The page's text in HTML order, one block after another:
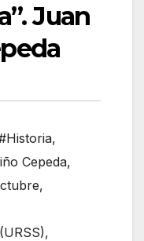
Juan
,
Cepeda,
,
,